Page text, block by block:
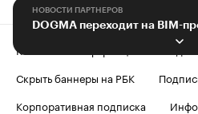
НОВОСТИ ПАРТНЕРОВ
DOGMA переходит на BIM-
Контактная информация
Скрыть баннеры на РБК
Корпоративная подписка